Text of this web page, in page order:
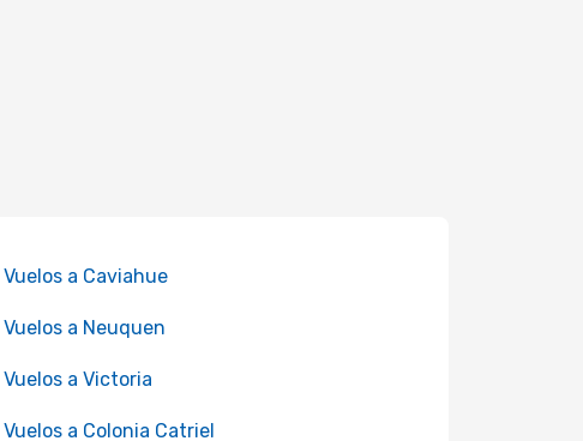
Vuelos a Caviahue
Vuelos a Neuquen
Vuelos a Victoria
Vuelos a Colonia Catriel